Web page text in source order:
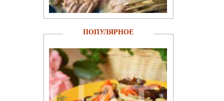
ПОПУЛЯРНОЕ